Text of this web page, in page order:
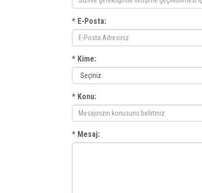
* E-Posta:
* Kime:
* Konu:
* Mesaj: